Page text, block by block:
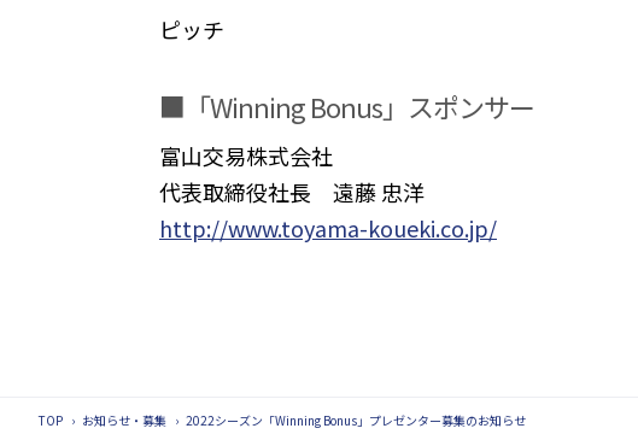
ピッチ
■「Winning Bonus」スポンサー
富山交易株式会社
代表取締役社長 遠藤 忠洋
http://www.toyama-koueki.co.jp/
TOP › お知らせ・募集 › 2022シーズン「Winning Bonus」プレゼンター募集のお知らせ